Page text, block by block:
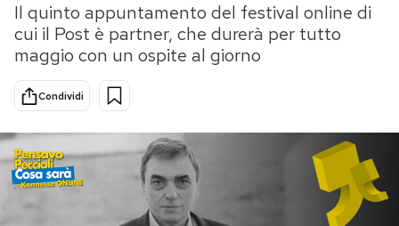
Tecnologia
Internet
Scienza
Cultura
Economia
Sport
Storie/Idee
Ok Boomer!
Media
Mondiali calcio 2026
Il quinto appuntamento del festival online di
cui il Post è partner, che durerà per tutto
maggio con un ospite al giorno
Condividi